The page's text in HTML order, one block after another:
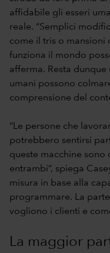
affidabile gli esseri
reale. “Semplici
come il tris o mansioni
funziona il mondo
afferma. Resta
umani possono
comprensione del
“Le persone che
potrebbero sentirsi
queste macchine
entrambi”, spiega
misura in base alla
programmare. La
vogliono i clienti e
La maggior